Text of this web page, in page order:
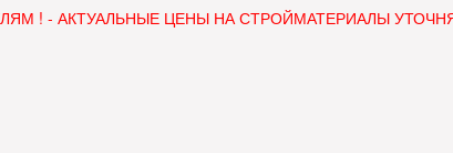
! - АКТУАЛЬНЫЕ ЦЕНЫ НА СТРОЙМАТЕРИАЛЫ